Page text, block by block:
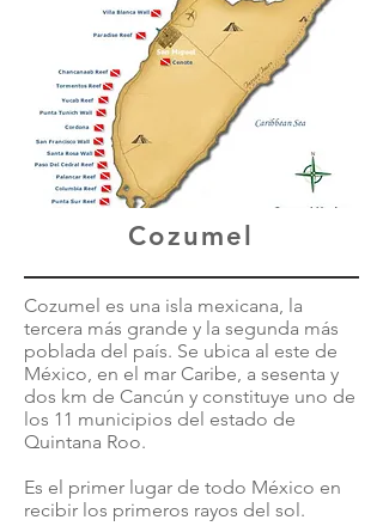
Cozumel
Cozumel es una isla mexicana, la
tercera más grande y la segunda más
poblada del país. Se ubica al este de
México, en el mar Caribe, a sesenta y
dos km de Cancún y constituye uno de
los 11 municipios del estado de
Quintana Roo.
Es el primer lugar de todo México en
recibir los primeros rayos del sol.